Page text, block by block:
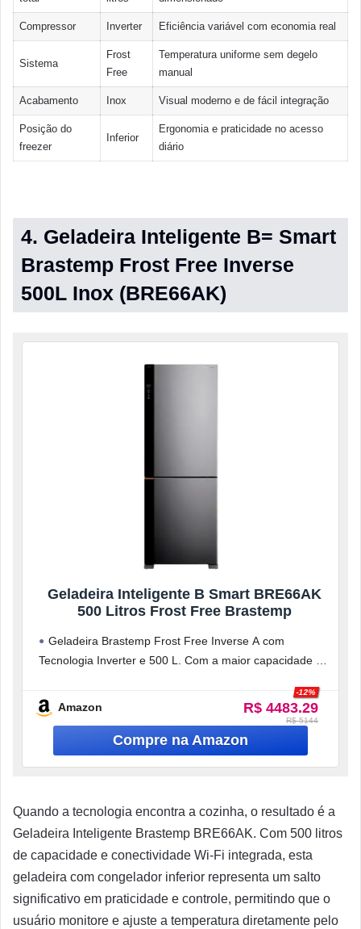
Compressor Inverter Eficiência variável com economia real
Sistema
Frost
Free
Temperatura uniforme sem degelo
manual
Acabamento Inox Visual moderno e de fácil integração
Posição do
freezer
Inferior
Ergonomia e praticidade no acesso
diário
4. Geladeira Inteligente B= Smart
Brastemp Frost Free Inverse
500L Inox (BRE66AK)
Geladeira Inteligente B Smart BRE66AK
500 Litros Frost Free Brastemp
Geladeira Brastemp Frost Free Inverse A com
Tecnologia Inverter e 500 L. Com a maior capacidade do
Amazon R$ 4483.29
-12%
R$ 5144
Quando a tecnologia encontra a cozinha, o resultado é a
Geladeira Inteligente Brastemp BRE66AK. Com 500 litros
de capacidade e conectividade Wi-Fi integrada, esta
geladeira com congelador inferior representa um salto
significativo em praticidade e controle, permitindo que o
usuário monitore e ajuste a temperatura diretamente pelo